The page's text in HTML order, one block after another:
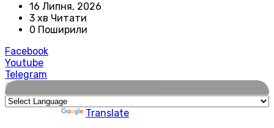
16 Липня, 2026
3 хв Читати
0 Поширили
Facebook
Youtube
Telegram
🌍
Translate